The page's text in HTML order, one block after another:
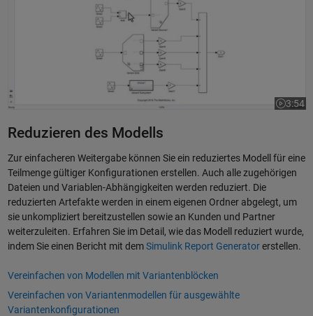
3:54
Dauer
Reduzieren des Modells
Zur einfacheren Weitergabe können Sie ein reduziertes Modell für eine
Teilmenge gültiger Konfigurationen erstellen. Auch alle zugehörigen
Dateien und Variablen-Abhängigkeiten werden reduziert. Die
reduzierten Artefakte werden in einem eigenen Ordner abgelegt, um
sie unkompliziert bereitzustellen sowie an Kunden und Partner
weiterzuleiten. Erfahren Sie im Detail, wie das Modell reduziert wurde,
indem Sie einen Bericht mit demSimulink Report Generatorerstellen.
Vereinfachen von Modellen mit Variantenblöcken
Vereinfachen von Variantenmodellen für ausgewählte
Variantenkonfigurationen